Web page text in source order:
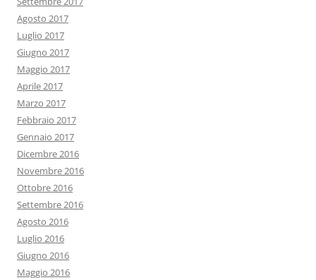
Agosto 2017
Luglio 2017
Giugno 2017
Maggio 2017
Aprile 2017
Marzo 2017
Febbraio 2017
Gennaio 2017
Dicembre 2016
Novembre 2016
Ottobre 2016
Settembre 2016
Agosto 2016
Luglio 2016
Giugno 2016
Maggio 2016